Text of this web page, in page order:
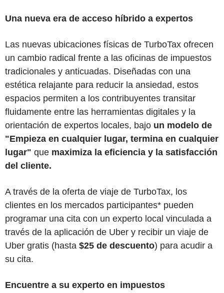
Una nueva era de acceso híbrido a expertos
Las nuevas ubicaciones físicas de TurboTax ofrecen
un cambio radical frente a las oficinas de impuestos
tradicionales y anticuadas. Diseñadas con una
estética relajante para reducir la ansiedad, estos
espacios permiten a los contribuyentes transitar
fluidamente entre las herramientas digitales y la
orientación de expertos locales, bajo un modelo de
"Empieza en cualquier lugar, termina en cualquier
lugar" que maximiza la eficiencia y la satisfacción
del cliente.
A través de la oferta de viaje de TurboTax, los
clientes en los mercados participantes* pueden
programar una cita con un experto local vinculada a
través de la aplicación de Uber y recibir un viaje de
Uber gratis (hasta $25 de descuento) para acudir a
su cita.
Encuentre a su experto en impuestos